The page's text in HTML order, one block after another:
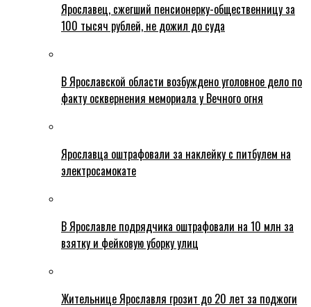
Ярославец, сжегший пенсионерку-общественницу за
100 тысяч рублей, не дожил до суда
В Ярославской области возбуждено уголовное дело по
факту осквернения мемориала у Вечного огня
Ярославца оштрафовали за наклейку с питбулем на
электросамокате
В Ярославле подрядчика оштрафовали на 10 млн за
взятку и фейковую уборку улиц
Жительнице Ярославля грозит до 20 лет за поджоги